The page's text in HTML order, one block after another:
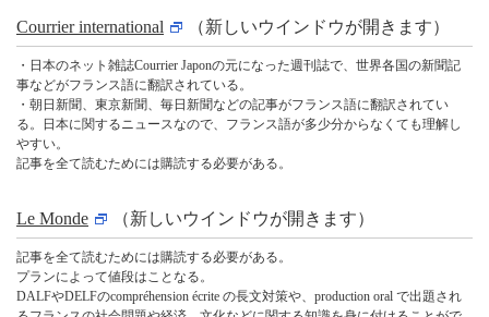
Courrier international （新しいウインドウが開きます）
・日本のネット雑誌Courrier Japonの元になった週刊誌で、世界各国の新聞記
事などがフランス語に翻訳されている。
・朝日新聞、東京新聞、毎日新聞などの記事がフランス語に翻訳されてい
る。日本に関するニュースなので、フランス語が多少分からなくても理解し
やすい。
記事を全て読むためには購読する必要がある。
Le Monde （新しいウインドウが開きます）
記事を全て読むためには購読する必要がある。
プランによって値段はことなる。
DALFやDELFのcompréhension écrite の長文対策や、production oral で出題され